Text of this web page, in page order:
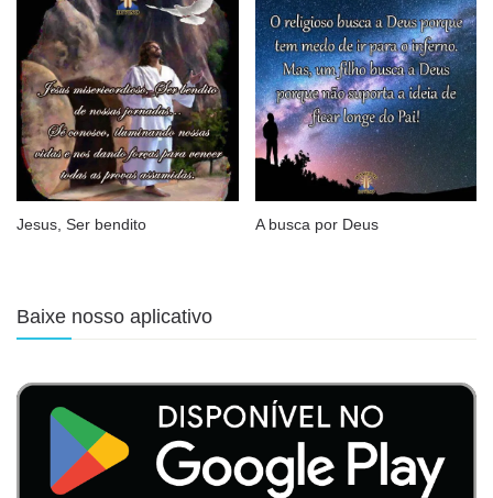
Jesus, Ser bendito A busca por Deus
Baixe nosso aplicativo